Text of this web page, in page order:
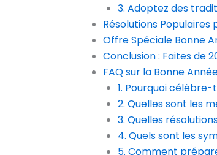
3. Adoptez des
Résolutions Populaires
Offre Spéciale Bonne
Conclusion : Faites de
FAQ sur la Bonne
1. Pourquoi
2. Quelles sont les
3. Quelles
4. Quels sont les
5. Comment